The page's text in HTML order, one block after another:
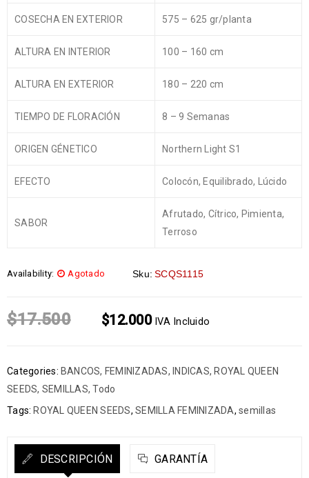
COSECHA EN EXTERIOR 575 – 625 gr/planta
ALTURA EN INTERIOR 100 – 160 cm
ALTURA EN EXTERIOR 180 – 220 cm
TIEMPO DE FLORACIÓN 8 – 9 Semanas
ORIGEN GÉNETICO Northern Light S1
EFECTO Colocón, Equilibrado, Lúcido
SABOR
Afrutado, Cítrico, Pimienta,
Terroso
Availability: Agotado Sku: SCQS1115
$17.500 $12.000 IVA Incluido
Categories: BANCOS, FEMINIZADAS, INDICAS, ROYAL QUEEN
SEEDS, SEMILLAS,Todo
Tags: ROYAL QUEEN SEEDS, SEMILLA FEMINIZADA, semillas
DESCRIPCIÓN GARANTÍA